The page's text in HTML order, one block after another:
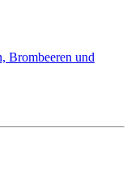
Brombeeren und